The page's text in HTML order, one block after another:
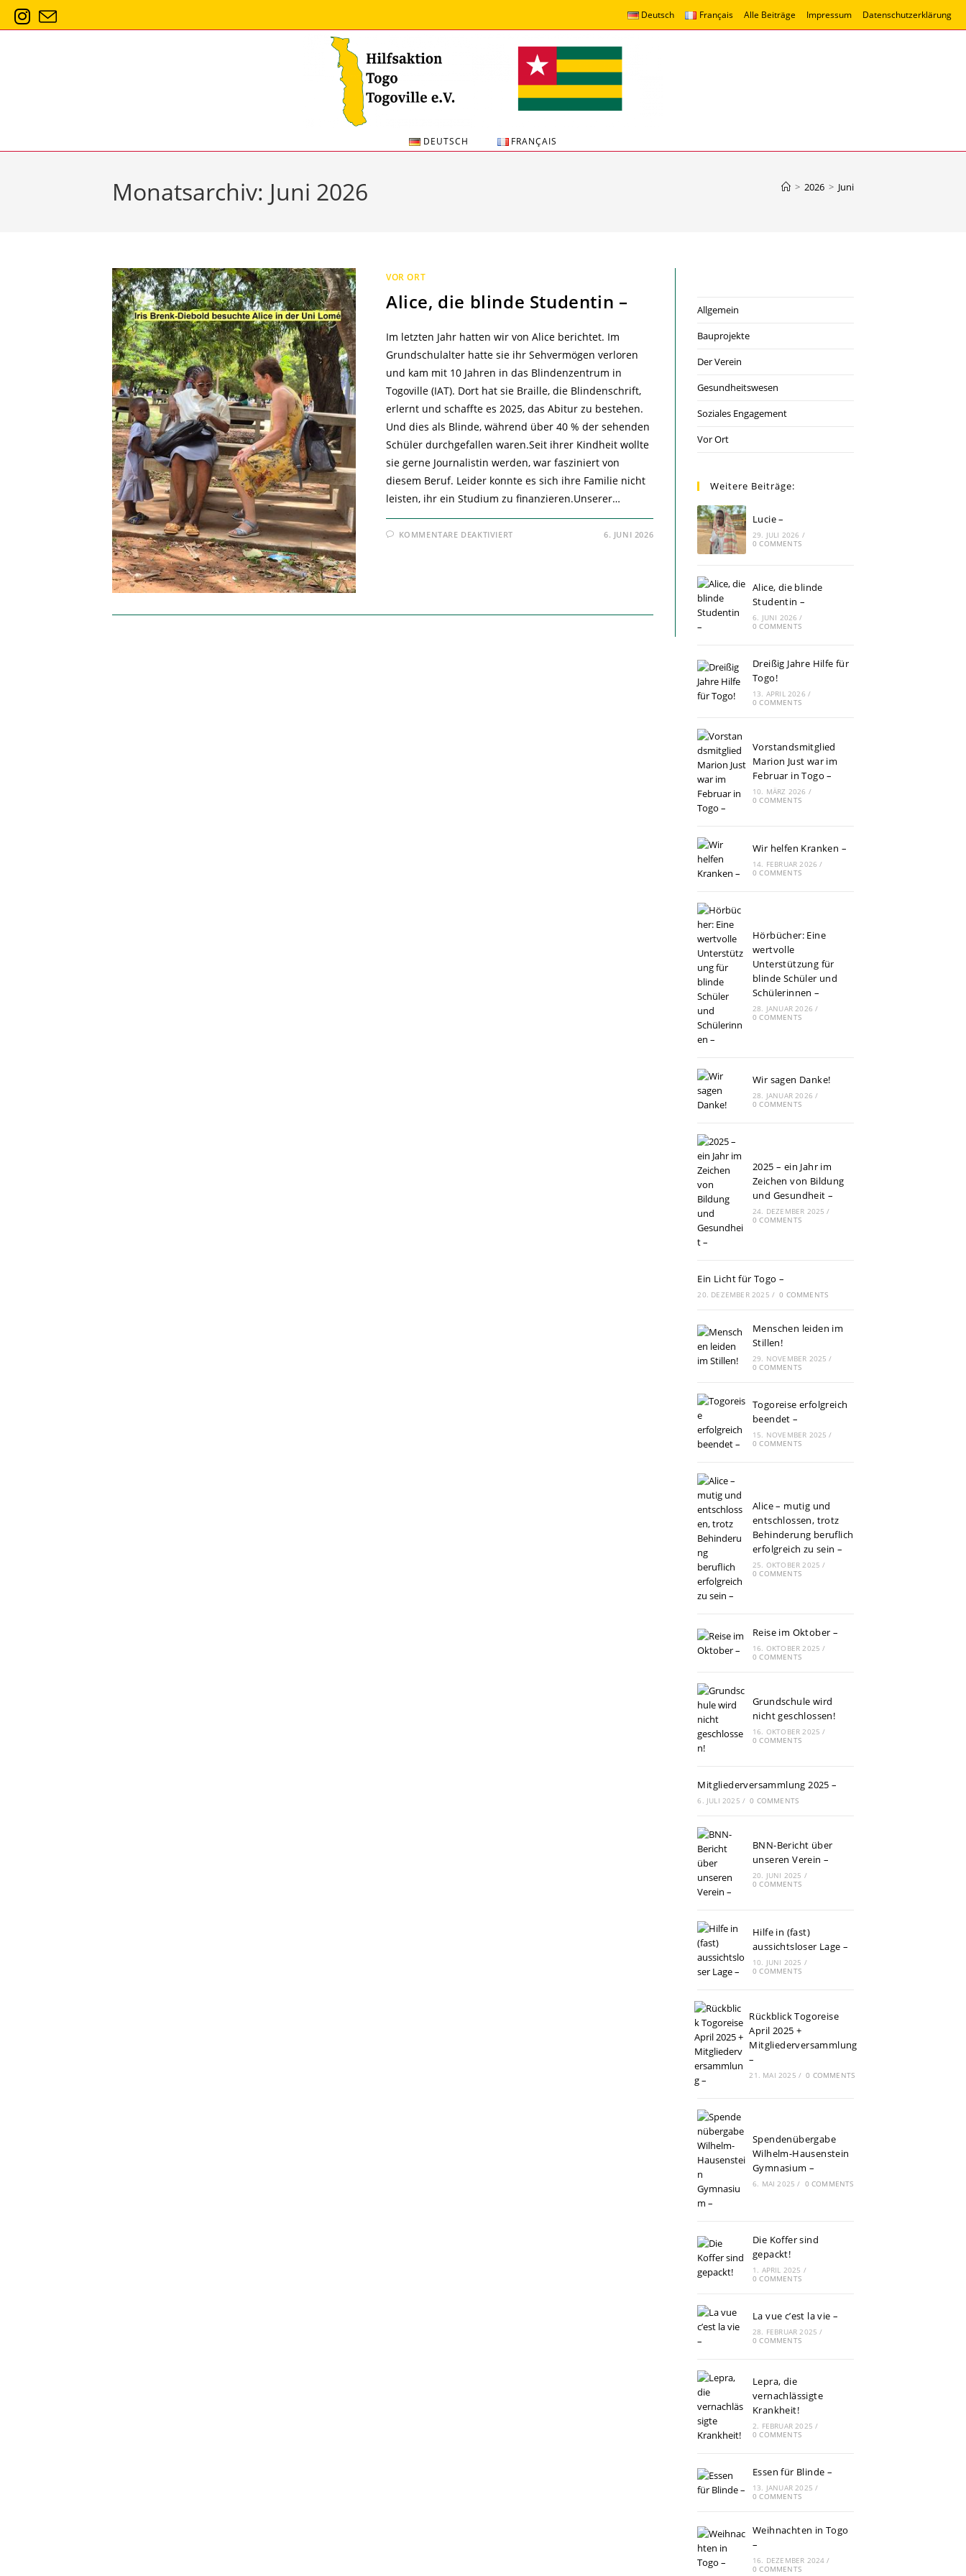
Zum
Inhalt
Deutsch Français Alle Beiträge Impressum Datenschutzerklärung
DEUTSCH FRANÇAIS
Monatsarchiv: Juni 2026 > 2026 > Juni
VOR ORT
Alice, die blinde Studentin –
Im letzten Jahr hatten wir von Alice berichtet. Im
Grundschulalter hatte sie ihr Sehvermögen verloren
und kam mit 10 Jahren in das Blindenzentrum in
Togoville (IAT). Dort hat sie Braille, die Blindenschrift,
erlernt und schaffte es 2025, das Abitur zu bestehen.
Und dies als Blinde, während über 40 % der sehenden
Schüler durchgefallen waren.Seit ihrer Kindheit wollte
sie gerne Journalistin werden, war fasziniert von
diesem Beruf. Leider konnte es sich ihre Familie nicht
leisten, ihr ein Studium zu finanzieren.Unserer…
KOMMENTARE DEAKTIVIERTFÜR 6. JUNI 2026
Allgemein
Bauprojekte
Der Verein
Gesundheitswesen
Soziales Engagement
Vor Ort
Weitere Beiträge:
Lucie –
29. JULI 2026 /
0 COMMENTS
Alice, die blinde
Studentin –
6. JUNI 2026 /
0 COMMENTS
Dreißig Jahre Hilfe für
Togo!
13. APRIL 2026 /
0 COMMENTS
Vorstandsmitglied
Marion Just war im
Februar in Togo –
10. MÄRZ 2026 /
0 COMMENTS
Wir helfen Kranken –
14. FEBRUAR 2026 /
0 COMMENTS
Hörbücher: Eine
wertvolle
Unterstützung für
blinde Schüler und
Schülerinnen –
28. JANUAR 2026 /
0 COMMENTS
Wir sagen Danke!
28. JANUAR 2026 /
0 COMMENTS
2025 – ein Jahr im
Zeichen von Bildung
und Gesundheit –
24. DEZEMBER 2025 /
0 COMMENTS
Ein Licht für Togo –
20. DEZEMBER 2025 / 0 COMMENTS
Menschen leiden im
Stillen!
29. NOVEMBER 2025 /
0 COMMENTS
Togoreise erfolgreich
beendet –
15. NOVEMBER 2025 /
0 COMMENTS
Alice – mutig und
entschlossen, trotz
Behinderung beruflich
erfolgreich zu sein –
25. OKTOBER 2025 /
0 COMMENTS
Reise im Oktober –
16. OKTOBER 2025 /
0 COMMENTS
Grundschule wird
nicht geschlossen!
16. OKTOBER 2025 /
0 COMMENTS
Mitgliederversammlung 2025 –
6. JULI 2025 / 0 COMMENTS
BNN-Bericht über
unseren Verein –
20. JUNI 2025 /
0 COMMENTS
Hilfe in (fast)
aussichtsloser Lage –
10. JUNI 2025 /
0 COMMENTS
Rückblick Togoreise
April 2025 +
Mitgliederversammlung
–
21. MAI 2025 / 0 COMMENTS
Spendenübergabe
Wilhelm-Hausenstein
Gymnasium –
6. MAI 2025 / 0 COMMENTS
Die Koffer sind
gepackt!
1. APRIL 2025 /
0 COMMENTS
La vue c’est la vie –
28. FEBRUAR 2025 /
0 COMMENTS
Lepra, die
vernachlässigte
Krankheit!
2. FEBRUAR 2025 /
0 COMMENTS
Essen für Blinde –
13. JANUAR 2025 /
0 COMMENTS
Weihnachten in Togo
–
16. DEZEMBER 2024 /
0 COMMENTS